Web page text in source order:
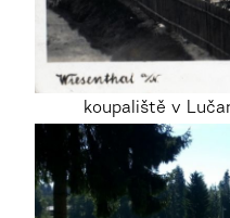
koupaliště v